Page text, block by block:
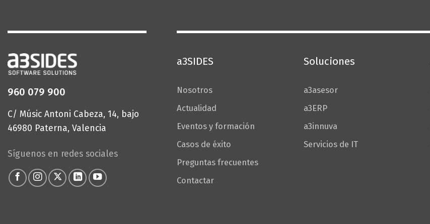
960 079 900
C/ Músic Antoni Cabeza, 14, bajo
46980 Paterna, Valencia
Síguenos en redes sociales
a3SIDES
Nosotros
Actualidad
Eventos y formación
Casos de éxito
Preguntas frecuentes
Contactar
Soluciones
a3asesor
a3ERP
a3innuva
Servicios de IT